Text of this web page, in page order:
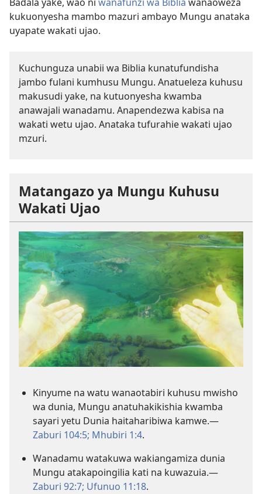
Badala yake, wao ni wanafunzi wa Biblia wanaoweza
kukuonyesha mambo mazuri ambayo Mungu anataka
uyapate wakati ujao.
Kuchunguza unabii wa Biblia kunatufundisha
jambo fulani kumhusu Mungu. Anatueleza kuhusu
makusudi yake, na kutuonyesha kwamba
anawajali wanadamu. Anapendezwa kabisa na
wakati wetu ujao. Anataka tufurahie wakati ujao
mzuri.
Matangazo ya Mungu Kuhusu
Wakati Ujao
Kinyume na watu wanaotabiri kuhusu mwisho
wa dunia, Mungu anatuhakikishia kwamba
sayari yetu Dunia haitaharibiwa kamwe.​—
Zaburi 104:5; Mhubiri 1:4.
Wanadamu watakuwa wakiangamiza dunia
Mungu atakapoingilia kati na kuwazuia.​—
Zaburi 92:7; Ufunuo 11:18.